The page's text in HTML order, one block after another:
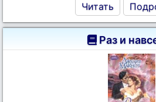
Читать
Раз и